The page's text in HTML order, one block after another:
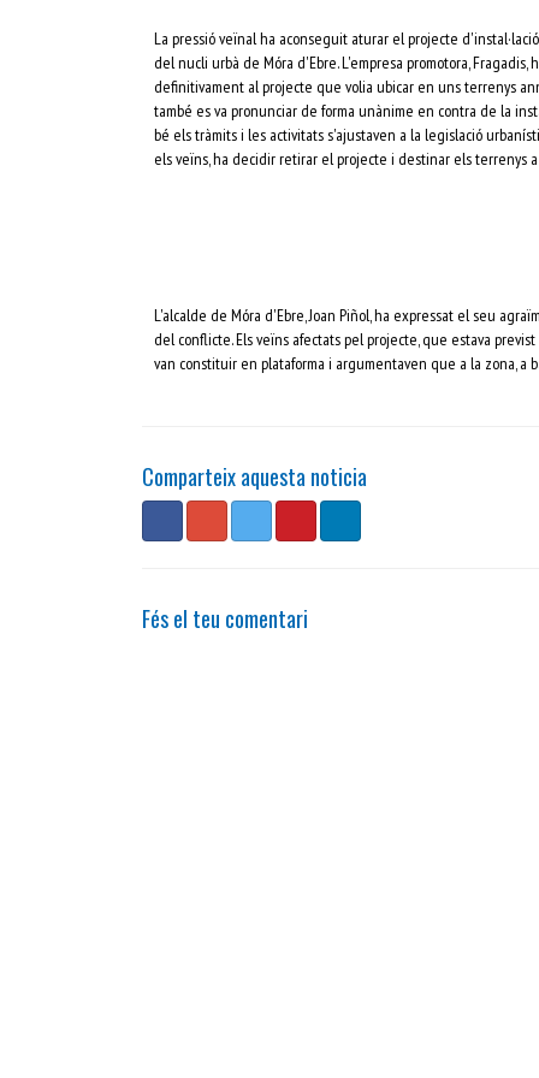
La pressió veïnal ha aconseguit aturar el projecte
del nucli urbà de Móra d'Ebre. L'empresa promotora,
definitivament al projecte que volia ubicar en uns terrenys
també es va pronunciar de forma unànime en contra de la
bé els tràmits i les activitats s'ajustaven a la legislació
els veïns, ha decidir retirar el projecte i destinar els terrenys
L'alcalde de Móra d'Ebre, Joan Piñol, ha expressat el seu
del conflicte. Els veïns afectats pel projecte, que estava
van constituir en plataforma i argumentaven que a la zona,
Comparteix aquesta noticia
Fés el teu comentari